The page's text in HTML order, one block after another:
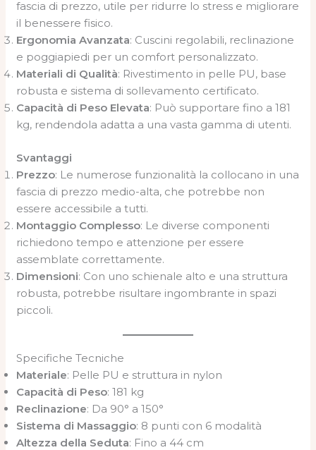
fascia di prezzo, utile per ridurre lo stress e migliorare
il benessere fisico.
Ergonomia Avanzata: Cuscini regolabili, reclinazione
e poggiapiedi per un comfort personalizzato.
Materiali di Qualità: Rivestimento in pelle PU, base
robusta e sistema di sollevamento certificato.
Capacità di Peso Elevata: Può supportare fino a 181
kg, rendendola adatta a una vasta gamma di utenti.
Svantaggi
Prezzo: Le numerose funzionalità la collocano in una
fascia di prezzo medio-alta, che potrebbe non
essere accessibile a tutti.
Montaggio Complesso: Le diverse componenti
richiedono tempo e attenzione per essere
assemblate correttamente.
Dimensioni: Con uno schienale alto e una struttura
robusta, potrebbe risultare ingombrante in spazi
piccoli.
Specifiche Tecniche
Materiale: Pelle PU e struttura in nylon
Capacità di Peso: 181 kg
Reclinazione: Da 90° a 150°
Sistema di Massaggio: 8 punti con 6 modalità
Altezza della Seduta: Fino a 44 cm